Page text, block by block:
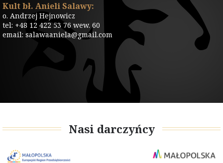
Kult bł. Anieli Salawy:
o. Andrzej Hejnowicz
tel: +48 12 422 53 76 wew. 60
email: salawaaniela@gmail.com
Nasi darczyńcy